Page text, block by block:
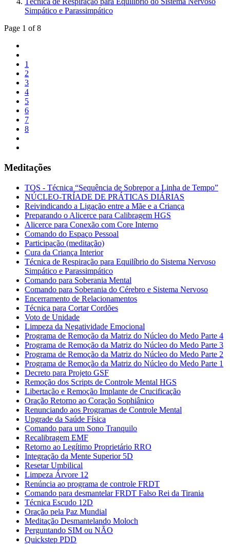
Simpático e Parassimpático
Page 1 of 8
1
2
3
4
5
6
7
8
Meditações
TOS - Técnica “Sequência de Sobrepor a Linha de Tempo”
NÚCLEO-TRÍADE DE PRÁTICAS DIÁRIAS
Reivindicando a Ligação entre a Mãe e a Criança
Preparando o Alicerce para Calibragem HGS
Alicerce para Conexão com Core Interno
Comando do Espaço Pessoal
Participação (meditação)
Cura da Criança Interior
Técnica de Respiração para Equilíbrio do Sistema Nervoso
Simpático e Parassimpático
Comando para Soberania Mental
Comando para Soberania do Cérebro e Sistema Nervoso
Encerramento de Relacionamentos
Técnica para Cortar Cordões
Voto de Unidade
Limpeza da Negatividade Emocional
Programa de Remoção da Matriz do Núcleo do Medo Parte 4
Programa de Remoção da Matriz do Núcleo do Medo Parte 3
Programa de Remoção da Matriz do Núcleo do Medo Parte 2
Programa de Remoção da Matriz do Núcleo do Medo Parte 1
Decreto para Projeto GSF
Remoção dos Scripts de Controle Mental HGS
Libertação e Remoção Implante de Crucificação
Oração Retorno ao Coração Sophiânico
Renunciando aos Programas de Controle Mental
Upgrade da Saúde Física
Comando para um Sono Tranquilo
Recalibragem EMF
Retorno ao Legítimo Proprietário RRO
Integração da Mente Superior 5D
Resetar Umbilical
Limpeza Árvore 12
Renúncia ao programa de controle FRDT
Comando para desmantelar FRDT Falso Rei da Tirania
Técnica Escudo 12D
Oração pela Paz Mundial
Meditação Desmantelando Moloch
Perguntando SIM ou NÃO
Quickstep PDD